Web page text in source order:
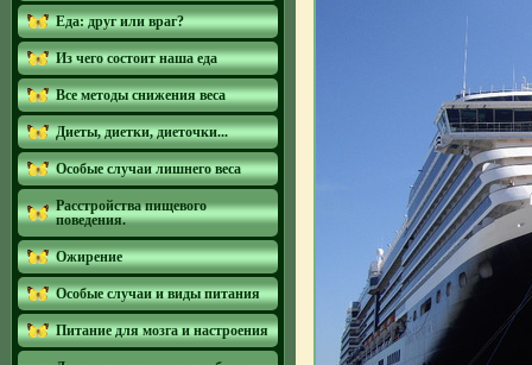
Еда: друг или враг?
Из чего состоит наша еда
Все методы снижения веса
Диеты, диетки, диеточки...
Особые случаи лишнего веса
Расстройства пищевого
поведения.
Ожирение
Особые случаи и виды питания
Питание для мозга и настроения